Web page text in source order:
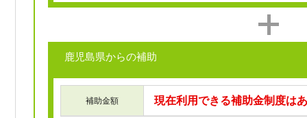
鹿児島県からの補助
補助金額 現在利用できる補助金制度は